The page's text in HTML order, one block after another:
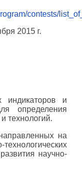
contests/
2015 г.
индикаторов и
определения
технологий.
на
научно-